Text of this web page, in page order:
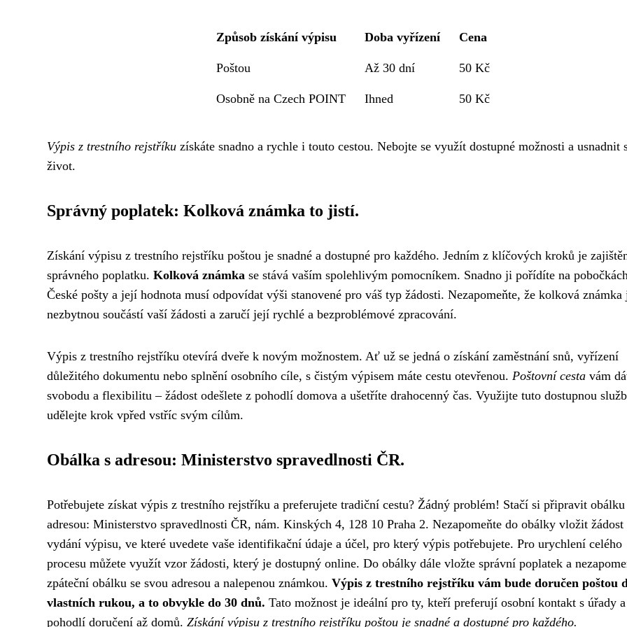
Způsob získání výpisu Doba vyřízení Cena
Poštou Až 30 dní 50 Kč
Osobně na Czech POINT Ihned 50 Kč
Výpis z trestního rejstříku získáte snadno a rychle i touto cestou. Nebojte se využít dostupné možnosti a usnadnit
život.
Správný poplatek: Kolková známka to jistí.
Získání výpisu z trestního rejstříku poštou je snadné a dostupné pro každého. Jedním z klíčových kroků je
správného poplatku. Kolková známka se stává vaším spolehlivým pomocníkem. Snadno ji pořídíte na
České pošty a její hodnota musí odpovídat výši stanovené pro váš typ žádosti. Nezapomeňte, že kolková známka
nezbytnou součástí vaší žádosti a zaručí její rychlé a bezproblémové zpracování.
Výpis z trestního rejstříku otevírá dveře k novým možnostem. Ať už se jedná o získání zaměstnání snů, vyřízení
důležitého dokumentu nebo splnění osobního cíle, s čistým výpisem máte cestu otevřenou. Poštovní cesta vám
svobodu a flexibilitu – žádost odešlete z pohodlí domova a ušetříte drahocenný čas. Využijte tuto dostupnou
udělejte krok vpřed vstříc svým cílům.
Obálka s adresou: Ministerstvo spravedlnosti ČR.
Potřebujete získat výpis z trestního rejstříku a preferujete tradiční cestu? Žádný problém! Stačí si připravit obálku
adresou: Ministerstvo spravedlnosti ČR, nám. Kinských 4, 128 10 Praha 2. Nezapomeňte do obálky vložit žádost
vydání výpisu, ve které uvedete vaše identifikační údaje a účel, pro který výpis potřebujete. Pro urychlení celého
procesu můžete využít vzor žádosti, který je dostupný online. Do obálky dále vložte správní poplatek a
zpáteční obálku se svou adresou a nalepenou známkou. Výpis z trestního rejstříku vám bude doručen poštou
vlastních rukou, a to obvykle do 30 dnů. Tato možnost je ideální pro ty, kteří preferují osobní kontakt s úřady
pohodlí doručení až domů. Získání výpisu z trestního rejstříku poštou je snadné a dostupné pro každého.